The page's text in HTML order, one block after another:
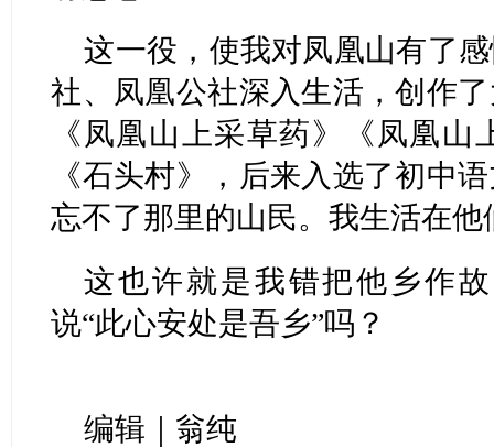
这一役，使我对凤凰山有了
社、凤凰公社深入生活，创作
《凤凰山上采草药》《凤凰
《石头村》，后来入选了初中
忘不了那里的山民。我生活在
这也许就是我错把他乡作
说“此心安处是吾乡”吗？
编辑｜翁纯